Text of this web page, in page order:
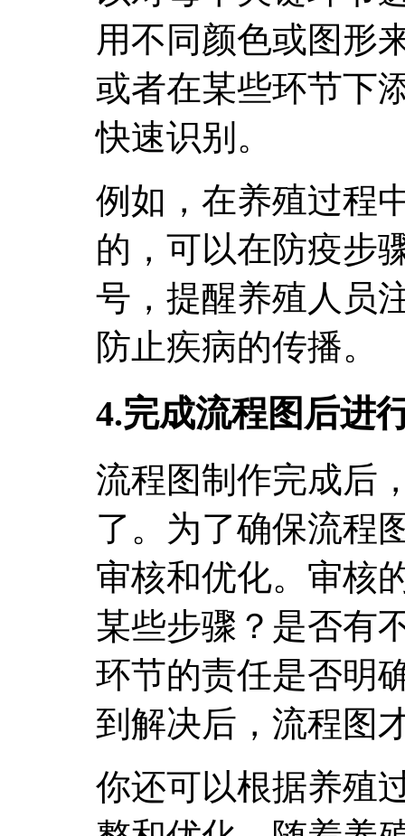
用不同颜色或图形
或者在某些环节下
快速识别。
例如，在养殖过程
的，可以在防疫步
号，提醒养殖人员
防止疾病的传播。
4.完成流程图后进
流程图制作完成后
了。为了确保流程
审核和优化。审核
某些步骤？是否有
环节的责任是否明
到解决后，流程图
你还可以根据养殖